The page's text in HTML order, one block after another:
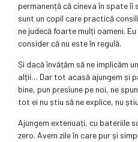
permanență că cineva în spate îi
sunt un copil care practică
ne judecă foarte mulți oameni.
consider că nu este în regulă.
Și dacă învățăm să ne implicăm
alții… Dar tot acasă ajungem și
bine, pun presiune pe noi, ne
tot ei nu știu să ne explice, nu
Ajungem extenuați, cu bateriile
zero. Avem zile în care pur și